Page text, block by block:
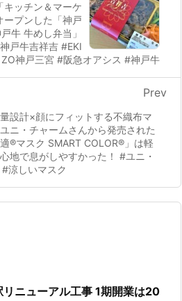
キッチン＆マーケ
ープンした「神戸
牛 牛めし弁当」
戸牛吉祥吉 #EKI
ZO神戸三宮 #阪急オアシス #神戸牛
量設計×顔にフィットする不織布マ
ニ・チャームさんから発売された
適®マスク SMART COLOR®」は軽
地で息がしやすかった！ #ユニ・
涼しいマスク
Prev
リニューアル工事 1期開業は20